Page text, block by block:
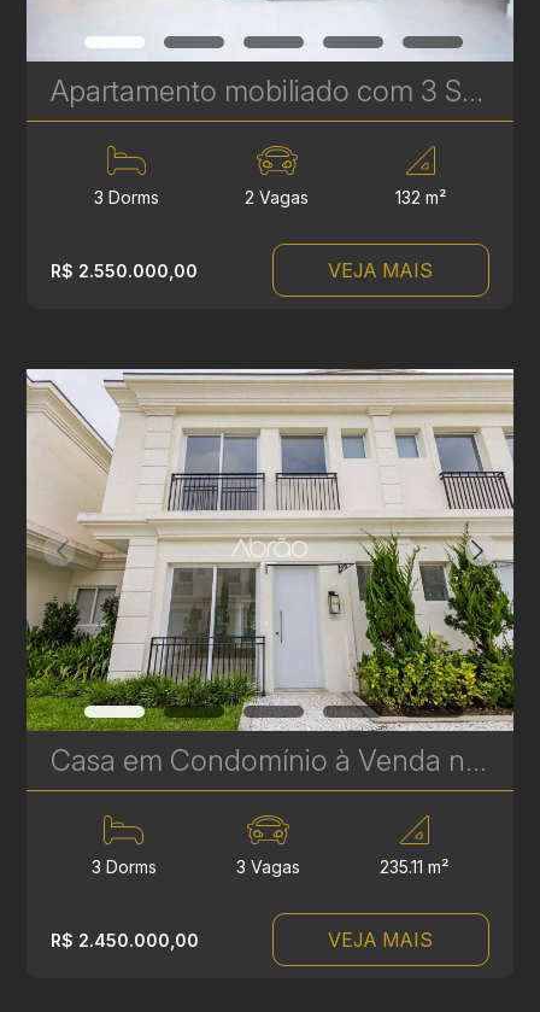
Apartamento mobiliado com 3 Suítes para venda no Artsy - 2 vagas de garagem - Batel | Ref. 1795
3 Dorms 2 Vagas 132 m²
R$ 2.550.000,00 VEJA MAIS
Casa em Condomínio à Venda no Vista Alegre – 3 Suítes | 235 m² | Próximo ao Parque Tingui | Ref. 582
3 Dorms 3 Vagas 235.11 m²
R$ 2.450.000,00 VEJA MAIS